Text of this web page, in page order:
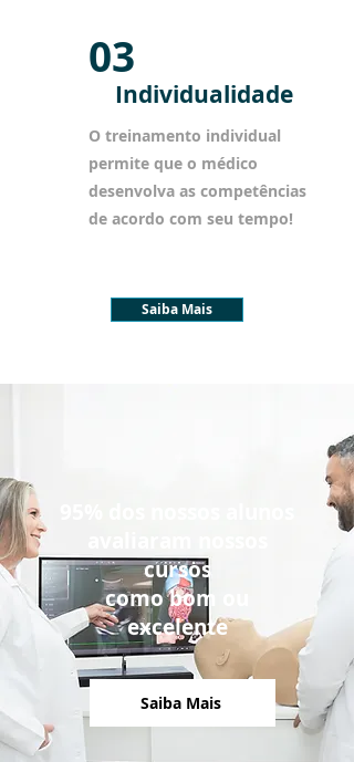
03
Individualidade
O treinamento individual
permite que o médico
desenvolva as competências
de acordo com seu tempo!
Saiba Mais
cursos
como bom ou
excelente
Saiba Mais